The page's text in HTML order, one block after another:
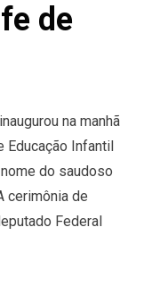
de
na manhã
Infantil
do saudoso
cerimônia de
Federal